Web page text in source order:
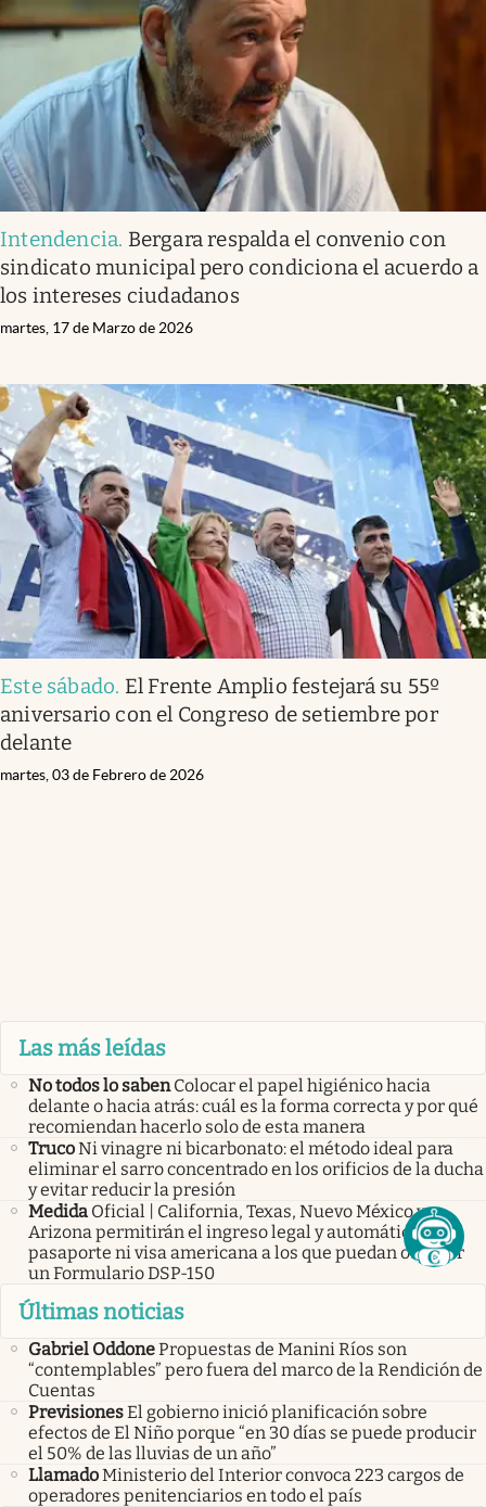
Intendencia. Bergara respalda el convenio con
sindicato municipal pero condiciona el acuerdo a
los intereses ciudadanos
martes, 17 de Marzo de 2026
Este sábado. El Frente Amplio festejará su 55º
aniversario con el Congreso de setiembre por
delante
martes, 03 de Febrero de 2026
Las más leídas
No todos lo saben Colocar el papel higiénico hacia
delante o hacia atrás: cuál es la forma correcta y por qué
recomiendan hacerlo solo de esta manera
TrucoNi vinagre ni bicarbonato: el método ideal para
eliminar el sarro concentrado en los orificios de la ducha
y evitar reducir la presión
Medida Oficial | California, Texas, Nuevo México y
Arizona permitirán el ingreso legal y automático sin
pasaporte ni visa americana a los que puedan obtener
un Formulario DSP-150
Últimas noticias
Gabriel OddonePropuestas de Manini Ríos son
“contemplables” pero fuera del marco de la Rendición de
Cuentas
PrevisionesEl gobierno inició planificación sobre
efectos de El Niño porque “en 30 días se puede producir
el 50% de las lluvias de un año”
LlamadoMinisterio del Interior convoca 223 cargos de
operadores penitenciarios en todo el país